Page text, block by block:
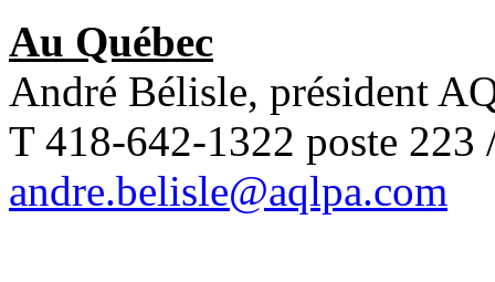
Au Québec
André Bélisle, président
T 418-642-1322 poste
andre.belisle@aqlpa.com